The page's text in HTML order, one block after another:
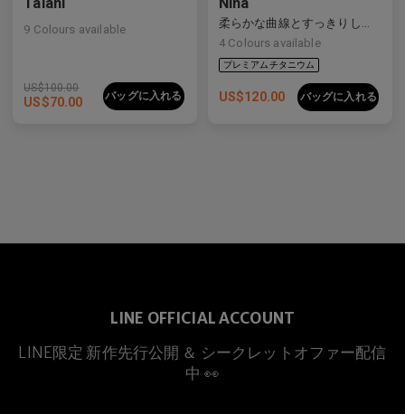
9 Colours available
US$100.00
US$70.00 バッグに入れる
柔らかな曲線とすっきりしたラインをバランスよく備えた洗練された複合素材フレーム。
4 Colours available
US$120.00 バッグに入れる
LINE OFFICIAL ACCOUNT
LINE限定 新作先行公開 ＆ シークレットオファー配信
中 👀